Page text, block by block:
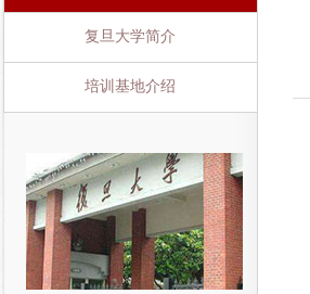
复旦大学简介
培训基地介绍